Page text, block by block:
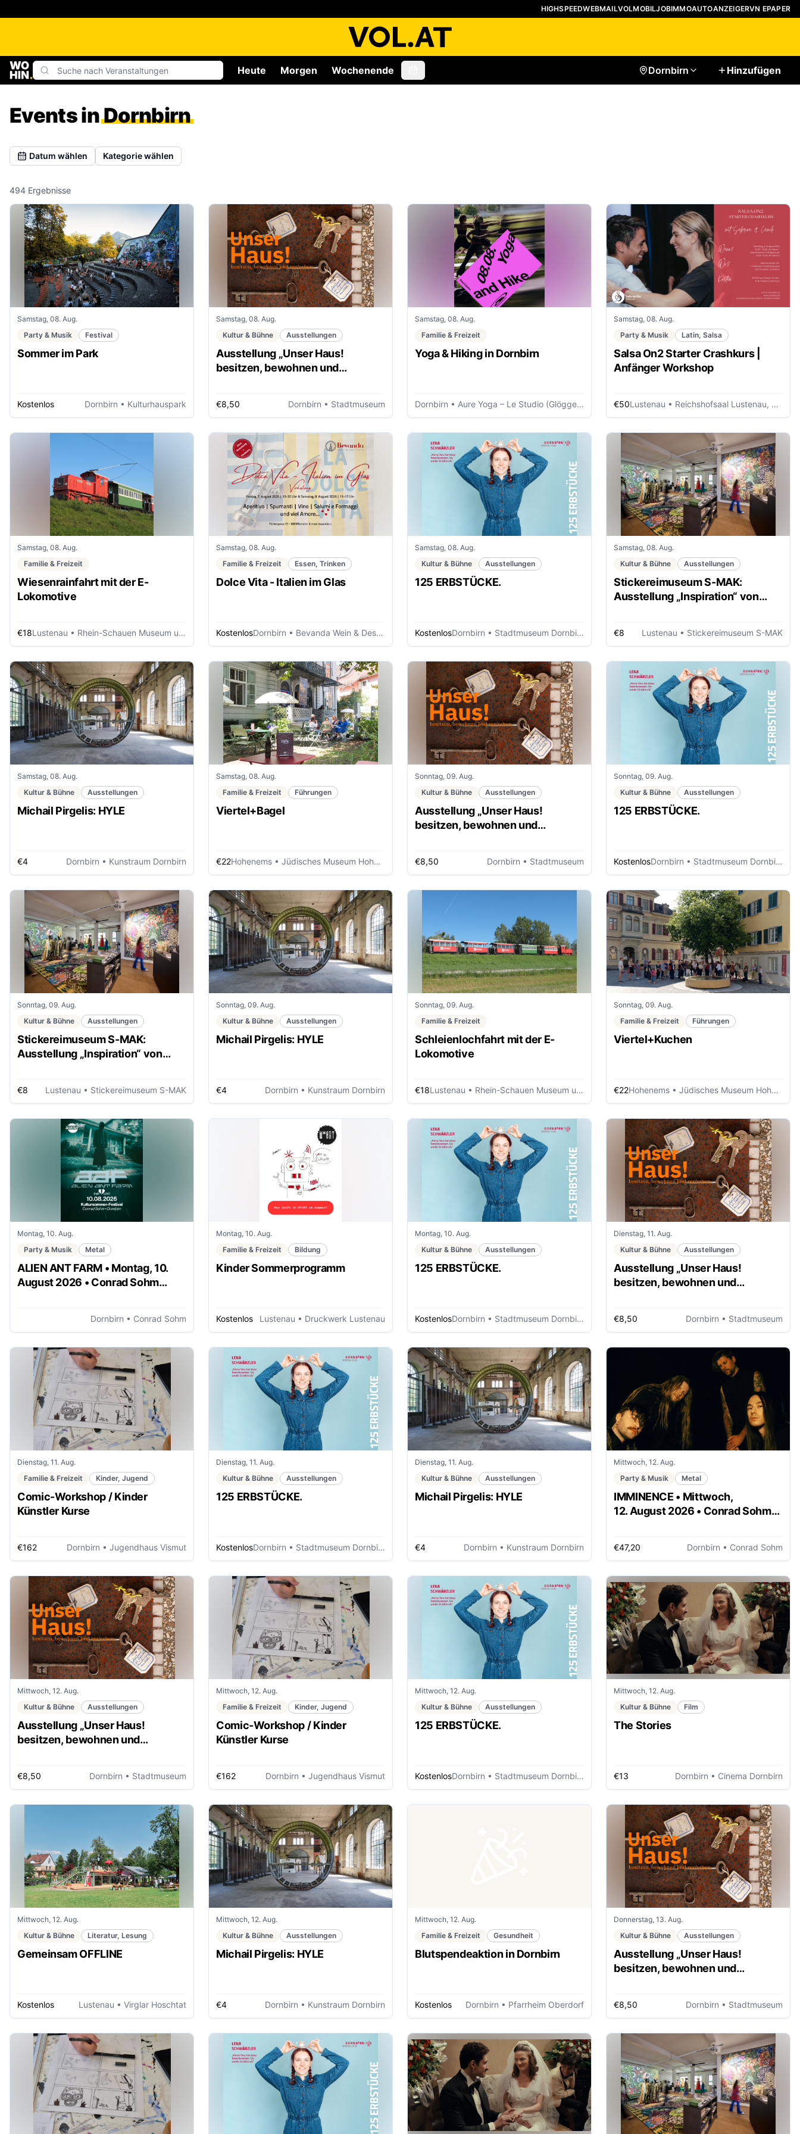
HIGHSPEEDWEBMAILVOLMOBILJOBIMMOAUTOANZEIGERVN EPAPER
Heute Morgen Wochenende Dornbirn Hinzufügen
Events inDornbirn
Datum wählen Kategorie wählen
494 Ergebnisse
Samstag, 08. Aug.
Party & Musik
Festival
Sommer im Park
Kostenlos Dornbirn • Kulturhauspark
Samstag, 08. Aug.
Kultur & Bühne
Ausstellungen
Ausstellung „Unser Haus!
besitzen, bewohnen und
€8,50 Dornbirn • Stadtmuseum
Samstag, 08. Aug.
Familie & Freizeit
Yoga & Hiking in Dornbirn
Dornbirn • Aure Yoga – Le Studio (Glöggele Haus)
Samstag, 08. Aug.
Party & Musik
Latin, Salsa
Salsa On2 Starter Crashkurs |
Anfänger Workshop
€50Lustenau • Reichshofsaal Lustenau, Probelokal UG
Samstag, 08. Aug.
Familie & Freizeit
Wiesenrainfahrt mit der E-
Lokomotive
€18Lustenau • Rhein-Schauen Museum und Rheinbähnle
Samstag, 08. Aug.
Familie & Freizeit
Essen, Trinken
Dolce Vita - Italien im Glas
KostenlosDornbirn • Bevanda Wein & Destillate
Samstag, 08. Aug.
Kultur & Bühne
Ausstellungen
125 ERBSTÜCKE.
KostenlosDornbirn • Stadtmuseum Dornbirn
Samstag, 08. Aug.
Kultur & Bühne
Ausstellungen
Stickereimuseum S-MAK:
Ausstellung „Inspiration“ von
€8 Lustenau • Stickereimuseum S-MAK
Samstag, 08. Aug.
Kultur & Bühne
Ausstellungen
Michail Pirgelis: HYLE
€4 Dornbirn • Kunstraum Dornbirn
Samstag, 08. Aug.
Familie & Freizeit
Führungen
Viertel+Bagel
€22Hohenems • Jüdisches Museum Hohenems
Sonntag, 09. Aug.
Kultur & Bühne
Ausstellungen
Ausstellung „Unser Haus!
besitzen, bewohnen und
€8,50 Dornbirn • Stadtmuseum
Sonntag, 09. Aug.
Kultur & Bühne
Ausstellungen
125 ERBSTÜCKE.
KostenlosDornbirn • Stadtmuseum Dornbirn
Sonntag, 09. Aug.
Kultur & Bühne
Ausstellungen
Stickereimuseum S-MAK:
Ausstellung „Inspiration“ von
€8 Lustenau • Stickereimuseum S-MAK
Sonntag, 09. Aug.
Kultur & Bühne
Ausstellungen
Michail Pirgelis: HYLE
€4 Dornbirn • Kunstraum Dornbirn
Sonntag, 09. Aug.
Familie & Freizeit
Schleienlochfahrt mit der E-
Lokomotive
€18Lustenau • Rhein-Schauen Museum und Rheinbähnle
Sonntag, 09. Aug.
Familie & Freizeit
Führungen
Viertel+Kuchen
€22Hohenems • Jüdisches Museum Hohenems
Montag, 10. Aug.
Party & Musik
Metal
ALIEN ANT FARM • Montag, 10.
August 2026 • Conrad Sohm
Dornbirn • Conrad Sohm
Montag, 10. Aug.
Familie & Freizeit
Bildung
Kinder Sommerprogramm
Kostenlos Lustenau • Druckwerk Lustenau
Montag, 10. Aug.
Kultur & Bühne
Ausstellungen
125 ERBSTÜCKE.
KostenlosDornbirn • Stadtmuseum Dornbirn
Dienstag, 11. Aug.
Kultur & Bühne
Ausstellungen
Ausstellung „Unser Haus!
besitzen, bewohnen und
€8,50 Dornbirn • Stadtmuseum
Dienstag, 11. Aug.
Familie & Freizeit
Kinder, Jugend
Comic-Workshop / Kinder
Künstler Kurse
€162 Dornbirn • Jugendhaus Vismut
Dienstag, 11. Aug.
Kultur & Bühne
Ausstellungen
125 ERBSTÜCKE.
KostenlosDornbirn • Stadtmuseum Dornbirn
Dienstag, 11. Aug.
Kultur & Bühne
Ausstellungen
Michail Pirgelis: HYLE
€4 Dornbirn • Kunstraum Dornbirn
Mittwoch, 12. Aug.
Party & Musik
Metal
IMMINENCE • Mittwoch,
12. August 2026 • Conrad Sohm
€47,20 Dornbirn • Conrad Sohm
Mittwoch, 12. Aug.
Kultur & Bühne
Ausstellungen
Ausstellung „Unser Haus!
besitzen, bewohnen und
€8,50 Dornbirn • Stadtmuseum
Mittwoch, 12. Aug.
Familie & Freizeit
Kinder, Jugend
Comic-Workshop / Kinder
Künstler Kurse
€162 Dornbirn • Jugendhaus Vismut
Mittwoch, 12. Aug.
Kultur & Bühne
Ausstellungen
125 ERBSTÜCKE.
KostenlosDornbirn • Stadtmuseum Dornbirn
Mittwoch, 12. Aug.
Kultur & Bühne
Film
The Stories
€13 Dornbirn • Cinema Dornbirn
Mittwoch, 12. Aug.
Kultur & Bühne
Literatur, Lesung
Gemeinsam OFFLINE
Kostenlos Lustenau • Virglar Hoschtat
Mittwoch, 12. Aug.
Kultur & Bühne
Ausstellungen
Michail Pirgelis: HYLE
€4 Dornbirn • Kunstraum Dornbirn
Mittwoch, 12. Aug.
Familie & Freizeit
Gesundheit
Blutspendeaktion in Dornbirn
Kostenlos Dornbirn • Pfarrheim Oberdorf
Donnerstag, 13. Aug.
Kultur & Bühne
Ausstellungen
Ausstellung „Unser Haus!
besitzen, bewohnen und
€8,50 Dornbirn • Stadtmuseum